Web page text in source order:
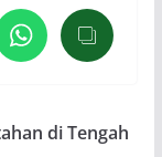
di Tengah